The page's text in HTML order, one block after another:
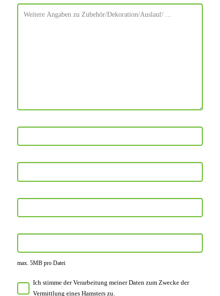
max. 5MB pro Datei
Ich stimme der Verarbeitung meiner Daten zum Zwecke der
Vermittlung eines Hamsters zu.